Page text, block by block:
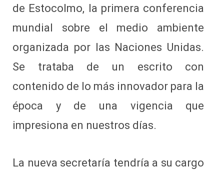
de Estocolmo, la primera conferencia
mundial sobre el medio ambiente
organizada por las Naciones Unidas.
Se trataba de un escrito con
contenido de lo más innovador para la
época y de una vigencia que
impresiona en nuestros días.
La nueva secretaría tendría a su cargo